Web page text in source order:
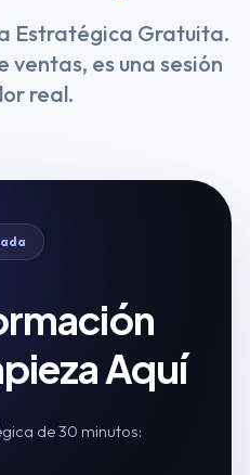
Estratégica Gratuita.
ventas, es una sesión
real.
Aquí
de 30 minutos: